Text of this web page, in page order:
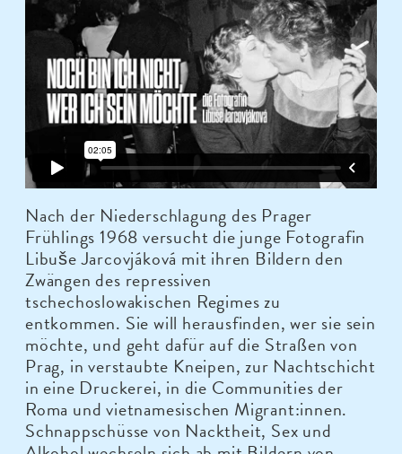
Nach der Niederschlagung des Prager
Frühlings 1968 versucht die junge Fotografin
Libuše Jarcovjáková mit ihren Bildern den
Zwängen des repressiven
tschechoslowakischen Regimes zu
entkommen. Sie will herausfinden, wer sie sein
möchte, und geht dafür auf die Straßen von
Prag, in verstaubte Kneipen, zur Nachtschicht
in eine Druckerei, in die Communities der
Roma und vietnamesischen Migrant:innen.
Schnappschüsse von Nacktheit, Sex und